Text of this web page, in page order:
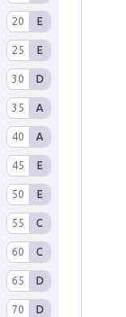
20 E
25 E
30 D
35 A
40 A
45 E
50 E
55 C
60 C
65 D
70 D